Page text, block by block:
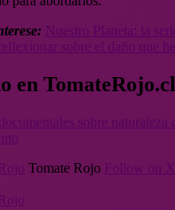
en TomateRojo.cl
Tomate Rojo